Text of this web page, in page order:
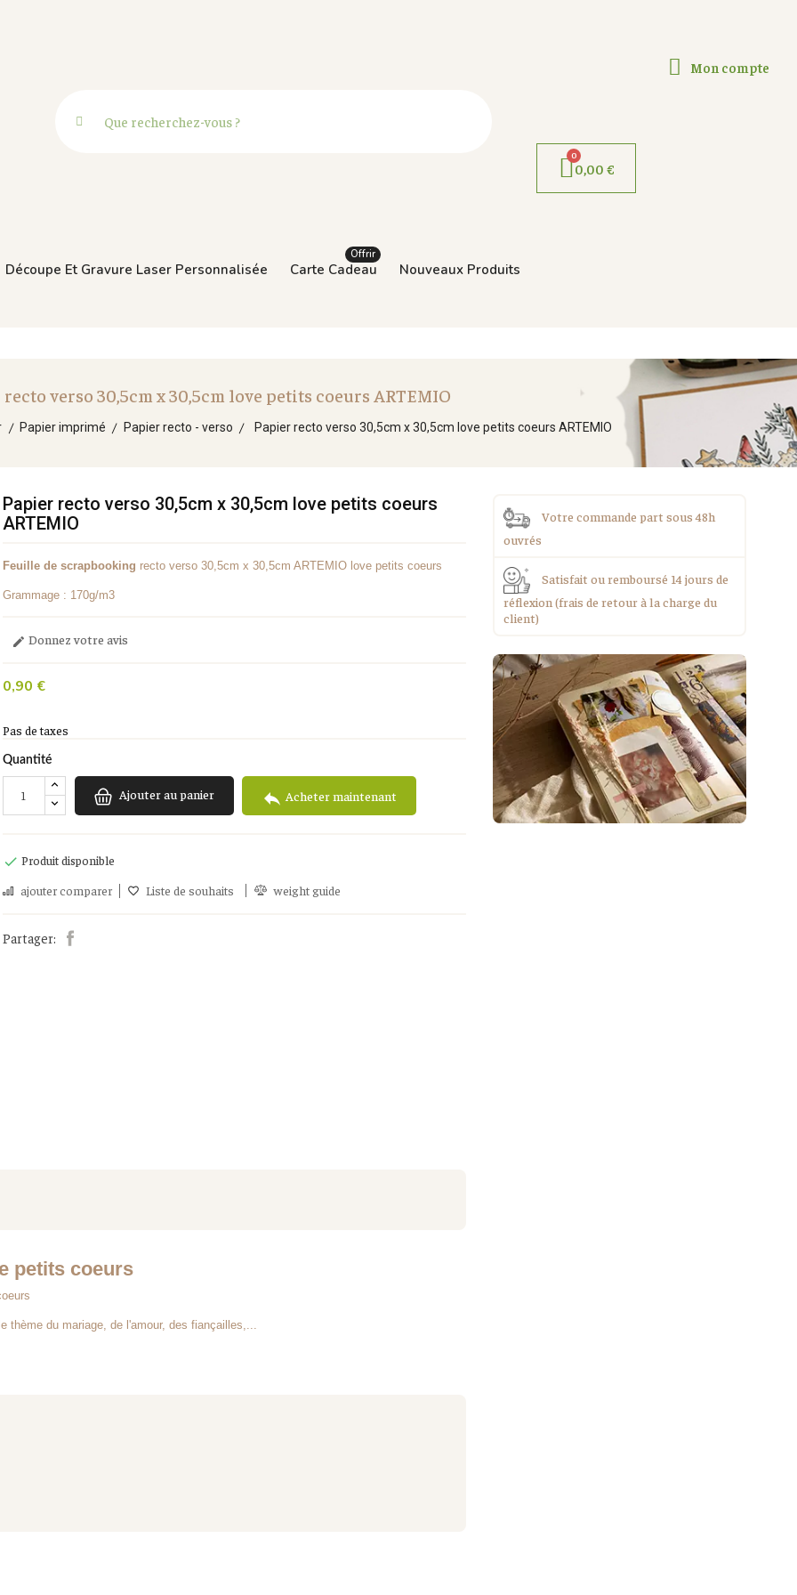
0,00 €
Mon compte
Découpe Et Gravure Laser Personnalisée Carte Cadeau
Offrir
Nouveaux Produits
verso 30,5cm x 30,5cm love petits coeurs ARTEMIO
Papier imprimé Papier recto - verso Papier recto verso 30,5cm x 30,5cm love petits coeurs ARTEMIO
Papier recto verso 30,5cm x 30,5cm love petits coeurs
ARTEMIO
Feuille de scrapbooking recto verso 30,5cm x 30,5cm ARTEMIO love petits coeurs
Grammage : 170g/m3
 Donnez votre avis
0,90 €
Pas de taxes
Quantité
Ajouter au panier  Acheter maintenant
 Produit disponible
ajouter comparer Liste de souhaits weight guide
Partager:
petits coeurs
thème du mariage, de l'amour, des fiançailles,...
Votre commande part sous 48h
ouvrés
Satisfait ou remboursé 14 jours de
réflexion (frais de retour à la charge du
client)